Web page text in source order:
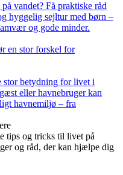
vandet? Få praktiske råd
hyggelig sejltur med børn –
og gode minder.
en stor forskel for
stor betydning for livet i
eller havnebruger kan
havnemiljø – fra
tips og tricks til livet på
og råd, der kan hjælpe dig